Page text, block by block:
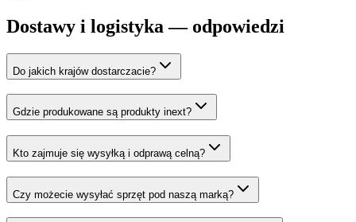
Dostawy i logistyka — odpowiedzi
Do jakich krajów dostarczacie?
Gdzie produkowane są produkty inext?
Kto zajmuje się wysyłką i odprawą celną?
Czy możecie wysyłać sprzęt pod naszą marką?